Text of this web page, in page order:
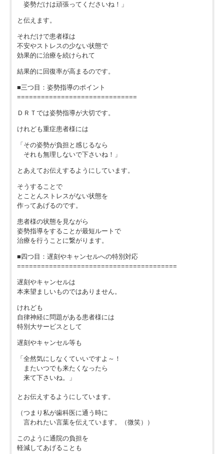
姿勢だけは頑張ってくださいね！」
と伝えます。
それだけで患者様は
不安やストレスの少ない状態で
効果的に治療を続けられて
結果的に回復率が高まるのです。
■三つ目：姿勢指導のポイント
==============================
ＤＲＴでは姿勢指導が大切です。
けれども重症患者様には
「その姿勢が負担と感じるなら
それも無理しないで下さいね！」
とあえてお伝えするようにしています。
そうすることで
とことんストレスがない状態を
作ってあげるのです。
患者様の状態を見ながら
姿勢指導をすることが最短ルートで
治療を行うことに繋がります。
■四つ目：遅刻やキャンセルへの特別対応
========================================
遅刻やキャンセルは
本来望ましいものではありません。
けれども
自律神経に問題がある患者様には
特別大サービスとして
遅刻やキャンセル等も
「全然気にしなくていいですよ～！
またいつでも来たくなったら
来て下さいね。」
とお伝えするようにしています。
（つまり私が歯科医に通う時に
言われたい言葉を伝えています。（微笑））
このように通院の負担を
軽減してあげることも